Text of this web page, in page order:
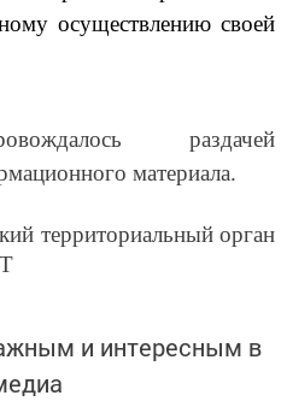
осуществлению своей
раздачей
материала.
орган
и интересным в